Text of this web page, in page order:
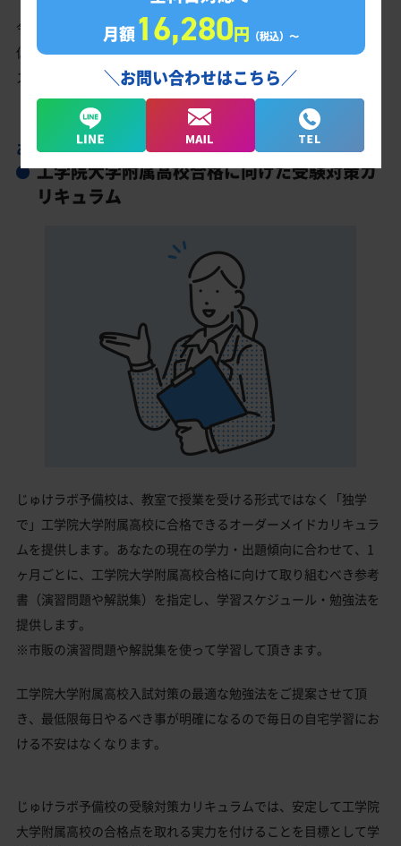
今の成績・偏差値から工学院大学附属高校の入試で確実に合格最
低点以上を取る、余裕を持って合格点を取るための勉強法、学習
スケジュールを明確にします。
あなただけの学習計画だから成果が出る！
工学院大学附属高校合格に向けた受験対策カ
リキュラム
じゅけラボ予備校は、教室で授業を受ける形式ではなく「独学
で」工学院大学附属高校に合格できるオーダーメイドカリキュラ
ムを提供します。あなたの現在の学力・出題傾向に合わせて、1
ヶ月ごとに、工学院大学附属高校合格に向けて取り組むべき参考
書（演習問題や解説集）を指定し、学習スケジュール・勉強法を
提供します。
※市販の演習問題や解説集を使って学習して頂きます。
工学院大学附属高校入試対策の最適な勉強法をご提案させて頂
き、最低限毎日やるべき事が明確になるので毎日の自宅学習にお
ける不安はなくなります。
じゅけラボ予備校の受験対策カリキュラムでは、安定して工学院
大学附属高校の合格点を取れる実力を付けることを目標として学
月額16,280円 （税込）〜
＼お問い合わせはこちら／